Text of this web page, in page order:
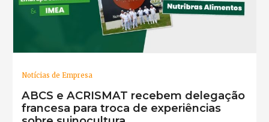
Notícias de Empresa
ABCS e ACRISMAT recebem delegação
francesa para troca de experiências